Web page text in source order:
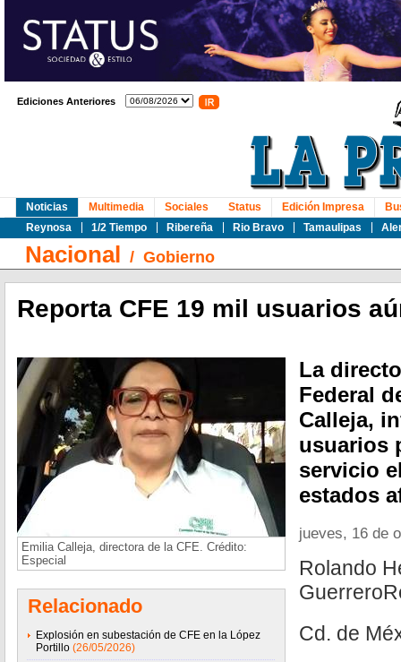
Ediciones Anteriores
Noticias
Reynosa
1/2 Tiempo Ribereña Rio Bravo Tamaulipas
Multimedia Sociales Status Edición Impresa
Nacional / Gobierno
Reporta CFE 19 mil usuarios
Emilia Calleja, directora de la CFE. Crédito:
Especial
Relacionado
Explosión en subestación de CFE en la López
Portillo (26/05/2026)
La
Federal
Calleja,
usuarios
servicio
estados
jueves, 16 de
Rolando
Cd. de